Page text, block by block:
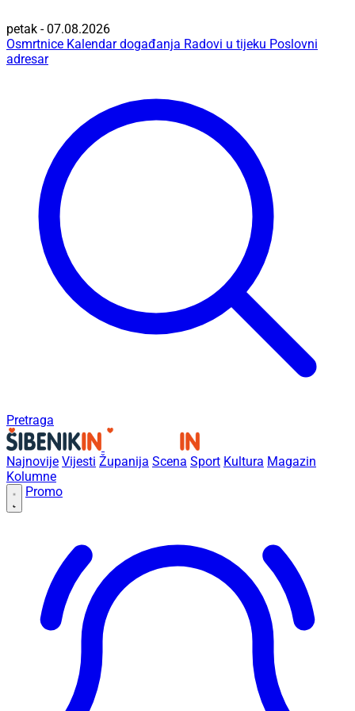
petak - 07.08.2026
Osmrtnice Kalendar događanja Radovi u tijeku Poslovni
adresar
Pretraga
Najnovije Vijesti Županija Scena Sport Kultura Magazin
Kolumne
Promo